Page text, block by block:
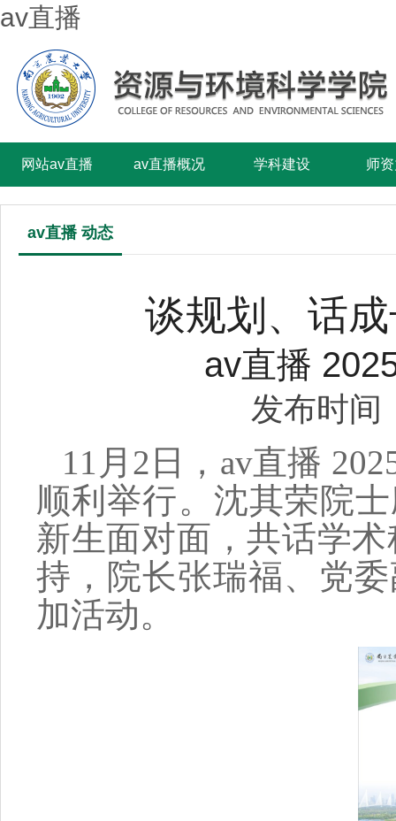
av直播
网站av直播 av直播概况 学科建设 师
av直播 动态
谈规划、话
av直播
发布时间
11月2日，av直播
顺利举行。 沈其荣院
新生面对面，共话学术
持，院长张瑞福、党
加活动。